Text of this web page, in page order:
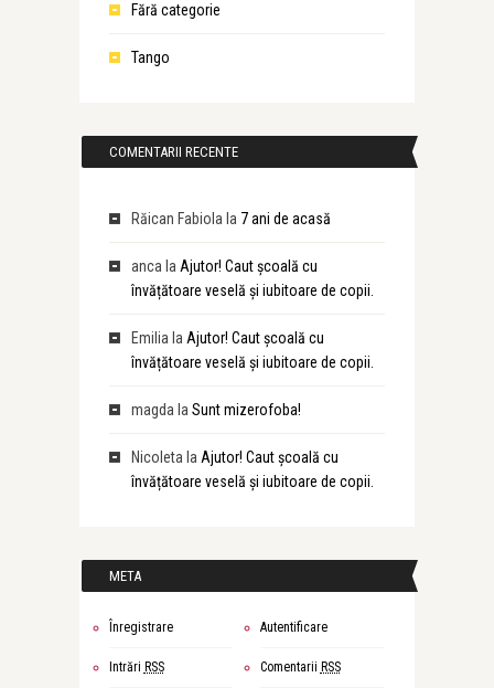
Fără categorie
Tango
COMENTARII RECENTE
Răican Fabiola la 7 ani de acasă
anca la Ajutor! Caut școală cu
învățătoare veselă și iubitoare de copii.
Emilia la Ajutor! Caut școală cu
învățătoare veselă și iubitoare de copii.
magda la Sunt mizerofoba!
Nicoleta la Ajutor! Caut școală cu
învățătoare veselă și iubitoare de copii.
META
Înregistrare Autentificare
Intrări RSS Comentarii RSS